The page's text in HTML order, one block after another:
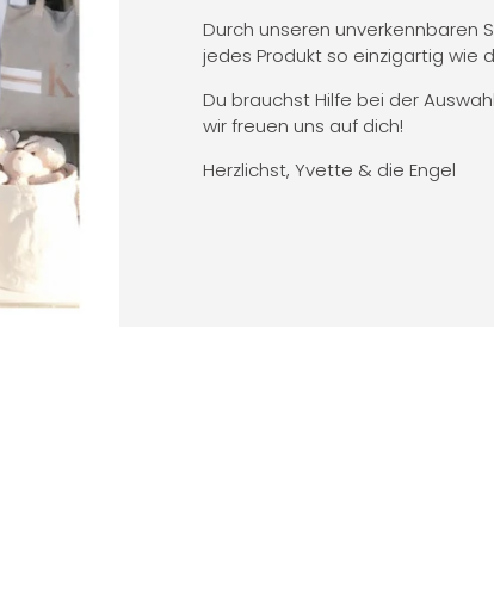
Durch unseren unverkennbaren
jedes Produkt so einzigartig wie
Du brauchst Hilfe bei der
wir freuen uns auf dich!
Herzlichst, Yvette & die Engel